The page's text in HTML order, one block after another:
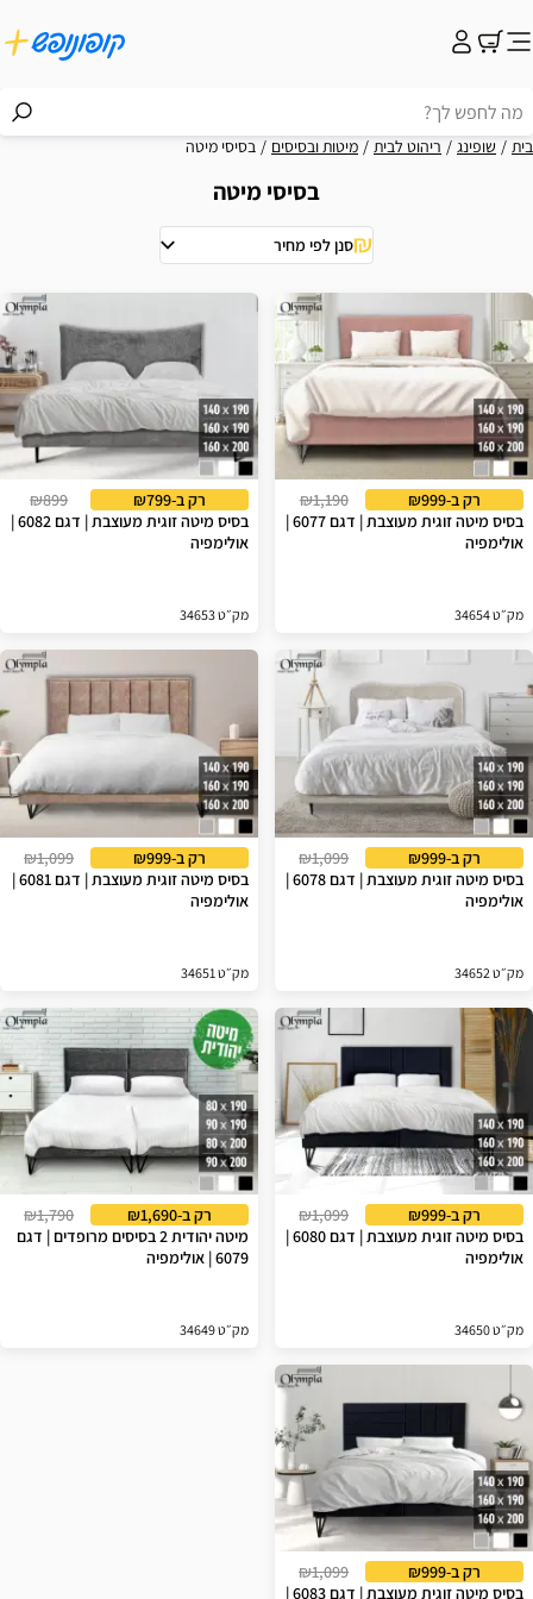
בית שופינג ריהוט לבית מיטות ובסיסים בסיסי מיטה
בסיסי מיטה
סנן לפי מחיר
תוצאות
רק ב-₪999
₪1,190
בסיס מיטה זוגית מעוצבת | דגם 6077 |
אולימפיה
מק״ט 34654
רק ב-₪799
₪899
בסיס מיטה זוגית מעוצבת | דגם 6082 |
אולימפיה
מק״ט 34653
רק ב-₪999
₪1,099
בסיס מיטה זוגית מעוצבת | דגם 6078 |
אולימפיה
מק״ט 34652
רק ב-₪999
₪1,099
בסיס מיטה זוגית מעוצבת | דגם 6081 |
אולימפיה
מק״ט 34651
רק ב-₪999
₪1,099
בסיס מיטה זוגית מעוצבת | דגם 6080 |
אולימפיה
מק״ט 34650
רק ב-₪1,690
₪1,790
מיטה יהודית 2 בסיסים מרופדים | דגם
6079 | אולימפיה
מק״ט 34649
רק ב-₪999
₪1,099
בסיס מיטה זוגית מעוצבת | דגם 6083 |